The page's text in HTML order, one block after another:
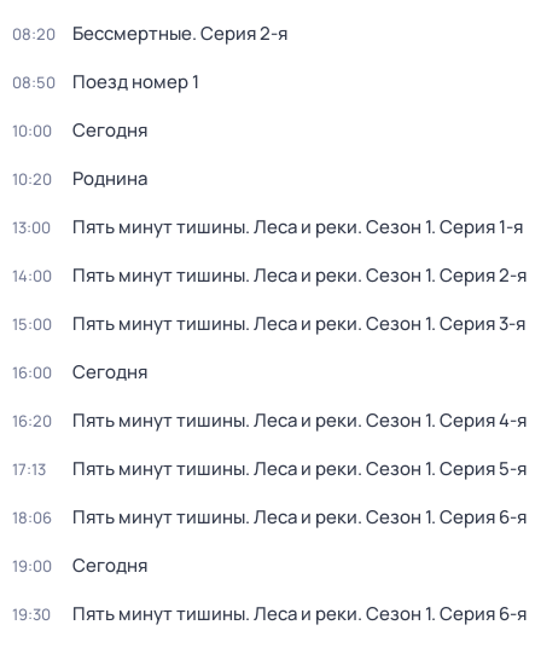
08:20 Бессмертные. Серия 2-я
08:50 Поезд номер 1
10:00 Сегодня
10:20 Роднина
13:00 Пять минут тишины. Леса и реки. Сезон 1. Серия 1-я
14:00 Пять минут тишины. Леса и реки. Сезон 1. Серия 2-я
15:00 Пять минут тишины. Леса и реки. Сезон 1. Серия 3-я
16:00 Сегодня
16:20 Пять минут тишины. Леса и реки. Сезон 1. Серия 4-я
17:13 Пять минут тишины. Леса и реки. Сезон 1. Серия 5-я
18:06 Пять минут тишины. Леса и реки. Сезон 1. Серия 6-я
19:00 Сегодня
19:30 Пять минут тишины. Леса и реки. Сезон 1. Серия 6-я